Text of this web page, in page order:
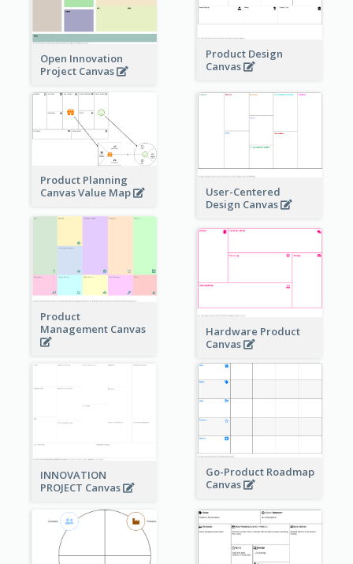
Open Innovation
Project Canvas
Product Design
Canvas
Product Planning
Canvas Value Map
User-Centered
Design Canvas
Product
Management Canvas
Hardware Product
Canvas
INNOVATION
PROJECT Canvas
Go-Product Roadmap
Canvas